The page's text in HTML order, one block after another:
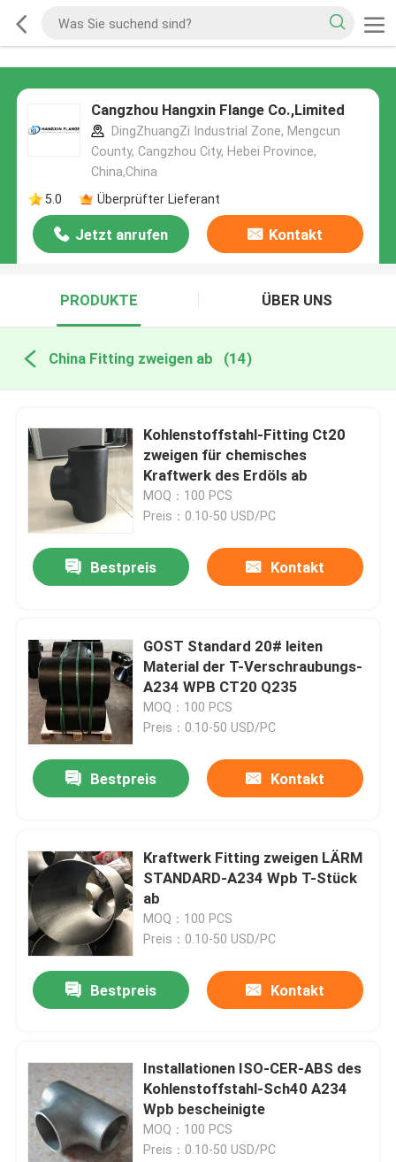
Cangzhou Hangxin Flange Co.,Limited
DingZhuangZi Industrial Zone, Mengcun
County, Cangzhou City, Hebei Province,
China,China
5.0
Überprüfter Lieferant
Jetzt anrufen Kontakt
PRODUKTE ÜBER UNS
China Fitting zweigen ab (14)
Kohlenstoffstahl-Fitting Ct20
zweigen für chemisches
Kraftwerk des Erdöls ab
MOQ：100 PCS
Preis：0.10-50 USD/PC
Bestpreis Kontakt
GOST Standard 20# leiten
Material der T-Verschraubungs-
A234 WPB CT20 Q235
MOQ：100 PCS
Preis：0.10-50 USD/PC
Bestpreis Kontakt
Kraftwerk Fitting zweigen LÄRM
STANDARD-A234 Wpb T-Stück
ab
MOQ：100 PCS
Preis：0.10-50 USD/PC
Bestpreis Kontakt
Installationen ISO-CER-ABS des
Kohlenstoffstahl-Sch40 A234
Wpb bescheinigte
MOQ：100 PCS
Preis：0.10-50 USD/PC